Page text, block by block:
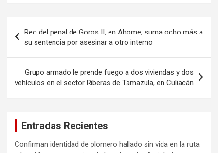
de
entradas
Reo del penal de Goros II, en Ahome, suma ocho más a
su sentencia por asesinar a otro interno
Grupo armado le prende fuego a dos viviendas y dos
vehículos en el sector Riberas de Tamazula, en Culiacán
Entradas Recientes
Confirman identidad de plomero hallado sin vida en la ruta